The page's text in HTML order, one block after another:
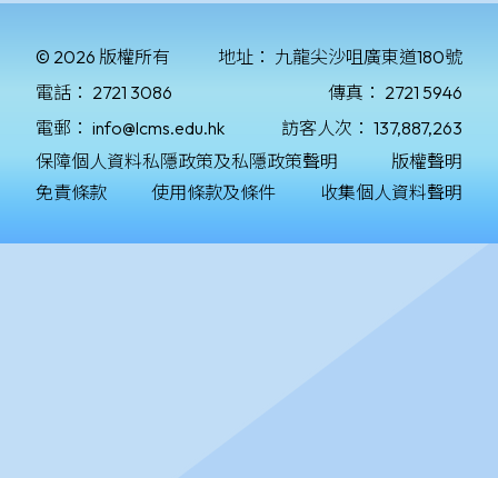
© 2026 版權所有 地址： 九龍尖沙咀廣東道180號
電話： 2721 3086 傳真： 2721 5946
電郵： info@lcms.edu.hk 訪客人次： 137,887,263
保障個人資料私隱政策及私隱政策聲明
版權聲明
免責條款
使用條款及條件 收集個人資料聲明